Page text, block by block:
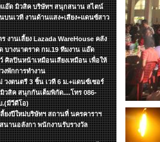
แอ๊ด มิวสิค บริษัทฯ สนุกสนาน สไตน์
บนเวที งานด้านแสง+เสียง+แดนซ์สาว
งานเลี้ยง Lazada WareHouse คลัง
บางนาตราด กม.19 ทีมงาน แอ๊ด
ศิลปินหน้าเหมือนเสียงเหมือน เพื่อให้
พักการทำงาน
วงดนตรี 3 ชิ้น เวที 6 ม.+แดนซ์เซอร์
วสิค สนุกกันเต็มพิกัด....โทร 086-
.(มีวีดีโอ)
ยงปีใหม่บริษัทฯ สถานที่ นครคาราฯ
นานอลังกา พนักงานรับรางวัล